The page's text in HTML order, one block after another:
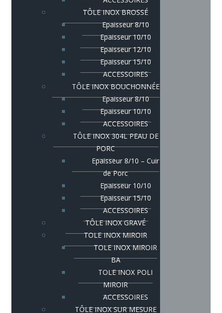
TÔLE INOX BROSSÉ
Epaisseur 8/10
Epaisseur 10/10
Epaisseur 12/10
Epaisseur 15/10
ACCESSOIRES
TÔLE INOX BOUCHONNÉE
Epaisseur 8/10
Epaisseur 10/10
ACCESSOIRES
TÔLE INOX 304L PEAU DE
PORC
Epaisseur 8/10 – Cuir
de Porc
Epaisseur 10/10
Epaisseur 15/10
ACCESSOIRES
TÔLE INOX GRAVÉ
TOLE INOX MIROIR
TOLE INOX MIROIR
BA
TOLE INOX POLI
MIROIR
ACCESSOIRES
TÔLE INOX SUR MESURE